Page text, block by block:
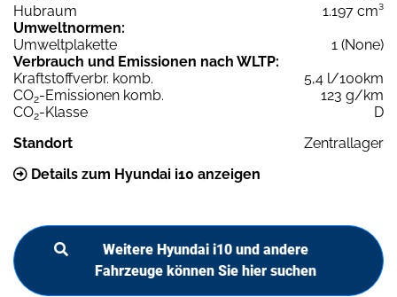
Hubraum
1.197 cm³
Umweltnormen:
Umweltplakette
1 (None)
Verbrauch und Emissionen nach WLTP:
Kraftstoffverbr. komb.
5,4 l/100km
CO2-Emissionen komb.
123 g/km
CO2-Klasse
D
Standort
Zentrallager
Details zum Hyundai i10 anzeigen
Weitere Hyundai i10 und andere
Fahrzeuge können Sie hier suchen